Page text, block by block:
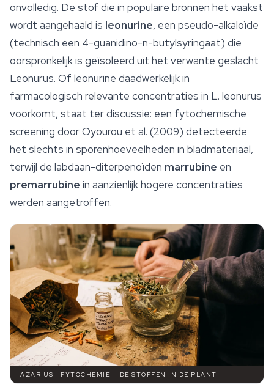
onvolledig. De stof die in populaire bronnen het vaakst
wordt aangehaald is leonurine, een pseudo-alkaloïde
(technisch een 4-guanidino-n-butylsyringaat) die
oorspronkelijk is geïsoleerd uit het verwante geslacht
Leonurus. Of leonurine daadwerkelijk in
farmacologisch relevante concentraties in L. leonurus
voorkomt, staat ter discussie: een fytochemische
screening door Oyourou et al. (2009) detecteerde
het slechts in sporenhoeveelheden in bladmateriaal,
terwijl de labdaan-diterpenoïden marrubine en
premarrubine in aanzienlijk hogere concentraties
werden aangetroffen.
AZARIUS · FYTOCHEMIE — DE STOFFEN IN DE PLANT